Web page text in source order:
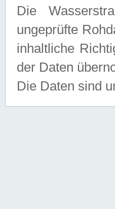
Die
ungeprüfte
inhaltliche
der Daten
Die Daten sind